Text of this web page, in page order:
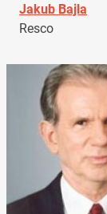
Jakub Bajla
Resco